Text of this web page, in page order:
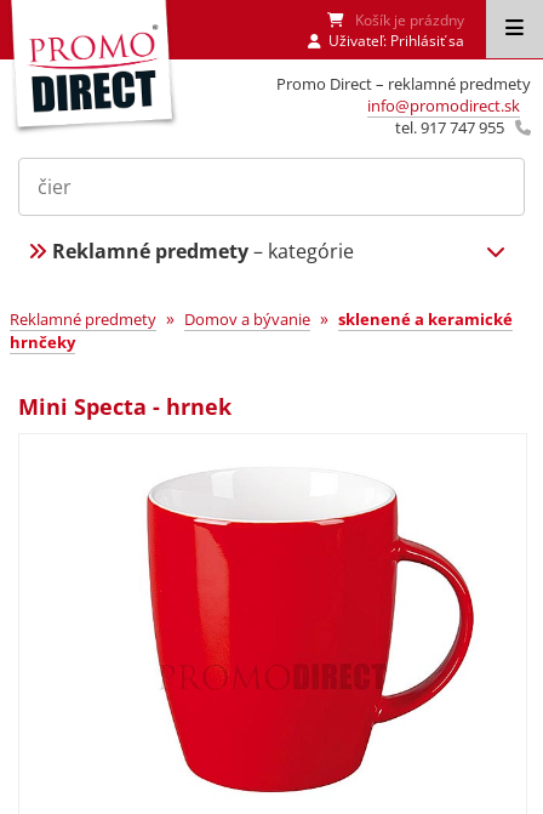
Promo Direct – reklamné predmety
info@promodirect.sk
tel. 917 747 955
Košík je prázdny
Uživateľ: Prihlásiť sa
Reklamné predmety– kategórie
Reklamné predmety » Domov a bývanie » sklenené a keramické
hrnčeky
Mini Specta - hrnek